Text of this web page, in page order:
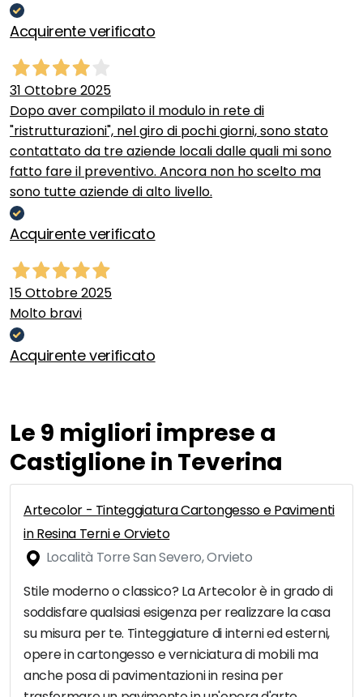
Acquirente verificato
31 Ottobre 2025
Dopo aver compilato il modulo in rete di
"ristrutturazioni", nel giro di pochi giorni, sono stato
contattato da tre aziende locali dalle quali mi sono
fatto fare il preventivo. Ancora non ho scelto ma
sono tutte aziende di alto livello.
Acquirente verificato
15 Ottobre 2025
Molto bravi
Acquirente verificato
Le 9 migliori imprese a
Castiglione in Teverina
Artecolor - Tinteggiatura Cartongesso e Pavimenti
in Resina Terni e Orvieto
Località Torre San Severo, Orvieto
Stile moderno o classico? La Artecolor è in grado di
soddisfare qualsiasi esigenza per realizzare la casa
su misura per te. Tinteggiature di interni ed esterni,
opere in cartongesso e verniciatura di mobili ma
anche posa di pavimentazioni in resina per